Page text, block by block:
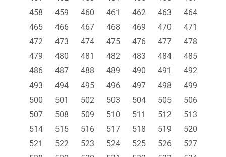
458
459 460 461 462 463
464
465
466 467 468 469 470
471
472
473 474 475 476 477
478
479
480 481 482 483 484
485
486
487 488 489 490 491
492
493
494 495 496 497 498
499
500
501 502 503 504 505
506
507
508 509 510 511 512
513
514
515 516 517 518 519
520
521
522 523 524 525 526
527